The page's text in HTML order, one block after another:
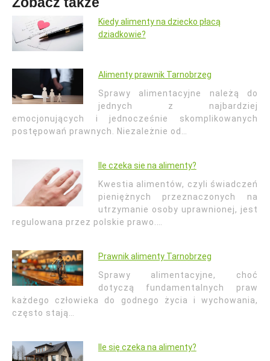
Kiedy alimenty na dziecko płacą
dziadkowie?
Alimenty prawnik Tarnobrzeg
Sprawy alimentacyjne należą do
jednych z najbardziej
emocjonujących i jednocześnie skomplikowanych
postępowań prawnych. Niezależnie od…
Ile czeka sie na alimenty?
Kwestia alimentów, czyli świadczeń
pieniężnych przeznaczonych na
utrzymanie osoby uprawnionej, jest
regulowana przez polskie prawo.…
Prawnik alimenty Tarnobrzeg
Sprawy alimentacyjne, choć
dotyczą fundamentalnych praw
każdego człowieka do godnego życia i wychowania,
często stają…
Ile się czeka na alimenty?